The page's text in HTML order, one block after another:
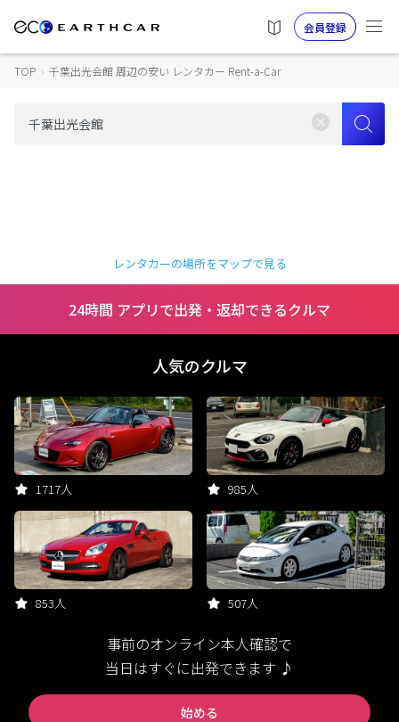
会員登録
TOP › 千葉出光会館 周辺の安い レンタカー Rent-a-Car
レンタカーの場所をマップで見る
24時間 アプリで出発・返却できるクルマ
人気のクルマ
1717人 985人
853人 507人
事前のオンライン本人確認で
当日はすぐに出発できます ♪
始める